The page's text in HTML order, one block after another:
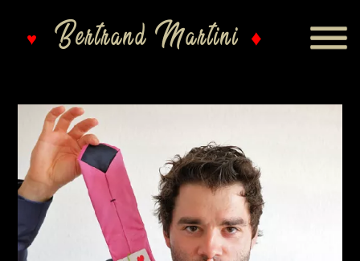
♥ Bertrand Martini ♦
à Genève